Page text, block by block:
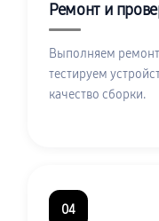
Ремонт и
Выполняем ремонт
тестируем
качество сборки.
04